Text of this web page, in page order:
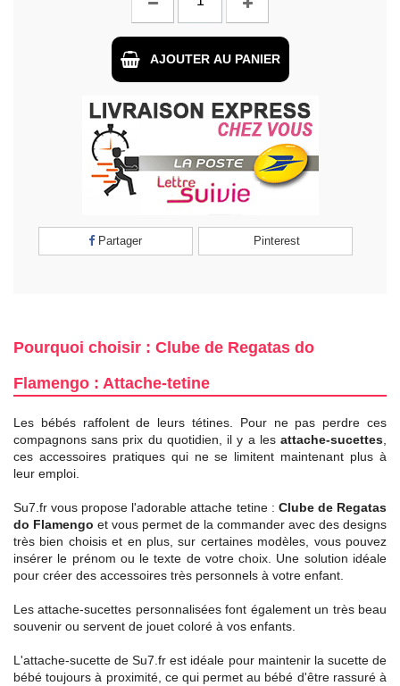
AJOUTER AU PANIER
Partager Pinterest
Pourquoi choisir : Clube de Regatas do
Flamengo : Attache-tetine
Les bébés raffolent de leurs tétines. Pour ne pas perdre ces
compagnons sans prix du quotidien, il y a les attache-sucettes
ces accessoires pratiques qui ne se limitent maintenant plus à
leur emploi.
Su7.fr vous propose l'adorable attache tetine : Clube de Regatas
do Flamengo et vous permet de la commander avec des designs
très bien choisis et en plus, sur certaines modèles, vous pouvez
insérer le prénom ou le texte de votre choix. Une solution idéale
pour créer des accessoires très personnels à votre enfant.
Les attache-sucettes personnalisées font également un très beau
souvenir ou servent de jouet coloré à vos enfants.
L'attache-sucette de Su7.fr est idéale pour maintenir la sucette de
bébé toujours à proximité, ce qui permet au bébé d'être rassuré à